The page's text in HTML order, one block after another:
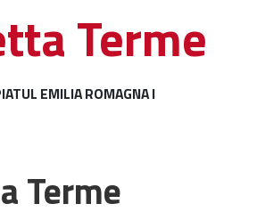
Structura
Terme
EMILIA ROMAGNA I
Terme